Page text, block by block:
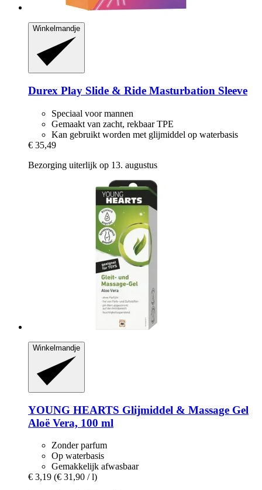
Winkelmandje
Durex Play Slide & Ride Masturbation Sleeve
Speciaal voor mannen
Gemaakt van zacht, rekbaar TPE
Kan gebruikt worden met glijmiddel op waterbasis
€ 35,49
Bezorging uiterlijk op 13. augustus
Winkelmandje
YOUNG HEARTS Glijmiddel & Massage Gel
Aloë Vera, 100 ml
Zonder parfum
Op waterbasis
Gemakkelijk afwasbaar
€ 3,19 (€ 31,90 / l)